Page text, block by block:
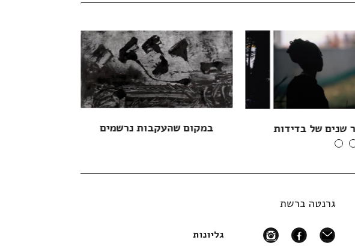
במקום שהעקבות נרשמים שנים של בדידות
גרנטה ברשת
mail
facebook
instagram
גליונות